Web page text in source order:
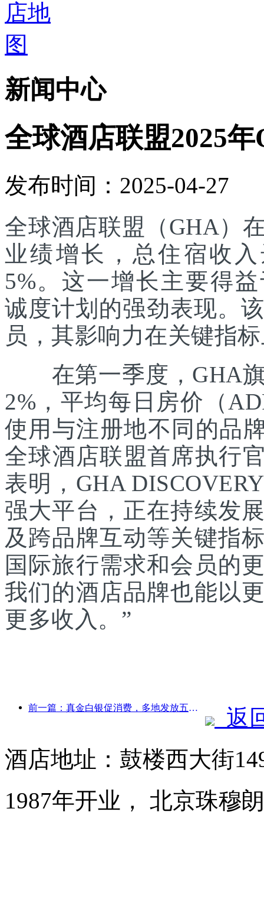
新闻中心
全球酒店联盟2025
发布时间：2025-04-27
全球酒店联盟（GHA）
业绩增长，总住宿收
5%。这一增长主要得
诚度计划的强劲表现。
员，其影响力在关键指
在第一季度，GHA旗
2%，平均每日房价（
使用与注册地不同的品
全球酒店联盟首席执行
表明，GHA
强大平台，正在持续发
及跨品牌互动等关键指
国际旅行需求和会员的
我们的酒店品牌也能以
更多收入。”
前一篇：真金白银促消费，多地发放五一文旅消费券
返
酒店地址：鼓楼西大街
1987年开业， 北京珠